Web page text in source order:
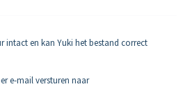
intact en kan Yuki het bestand correct
e-mail versturen naar